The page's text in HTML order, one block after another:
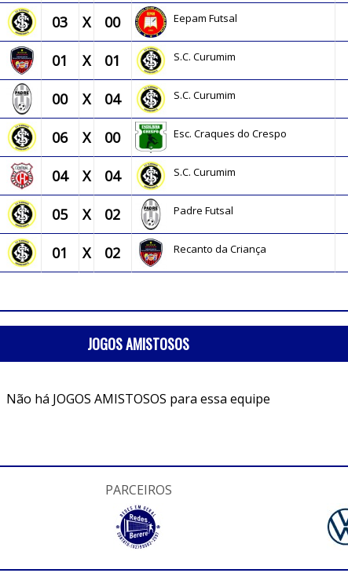
03 X 00 Eepam Futsal
01 X 01 S.C. Curumim
00 X 04 S.C. Curumim
06 X 00 Esc. Craques do Crespo
04 X 04 S.C. Curumim
05 X 02 Padre Futsal
01 X 02 Recanto da Criança
JOGOS AMISTOSOS
Não há JOGOS AMISTOSOS para essa equipe
PARCEIROS